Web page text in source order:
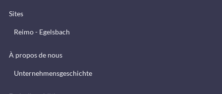
Sites
Reimo - Egelsbach
À propos de nous
Unternehmensgeschichte